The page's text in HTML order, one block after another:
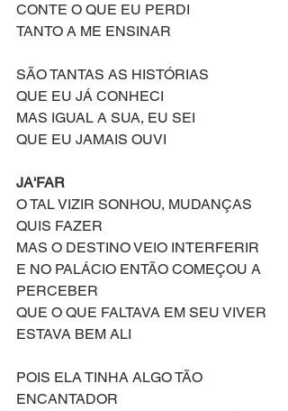
CONTE O QUE EU PERDI
TANTO A ME ENSINAR
SÃO TANTAS AS HISTÓRIAS
QUE EU JÁ CONHECI
MAS IGUAL A SUA, EU SEI
QUE EU JAMAIS OUVI
JA'FAR
O TAL VIZIR SONHOU, MUDANÇAS
QUIS FAZER
MAS O DESTINO VEIO INTERFERIR
E NO PALÁCIO ENTÃO COMEÇOU A
PERCEBER
QUE O QUE FALTAVA EM SEU VIVER
ESTAVA BEM ALI
POIS ELA TINHA ALGO TÃO
ENCANTADOR